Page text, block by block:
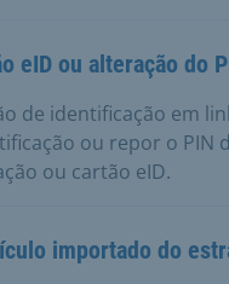
eID ou alteração do
de identificação em
ou repor o PIN
ou cartão eID.
importado do